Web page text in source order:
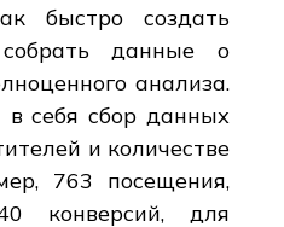
быстро создать
данные о
анализа.
в себя сбор данных
и количестве
763 посещения,
конверсий, для